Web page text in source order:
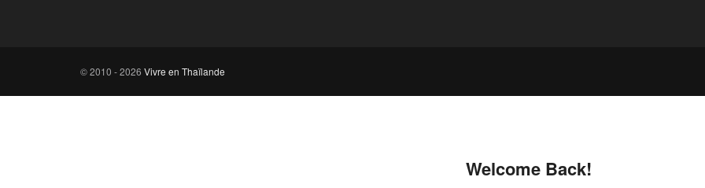
© 2010 - 2026 Vivre en Thaïlande
Welcome Back!